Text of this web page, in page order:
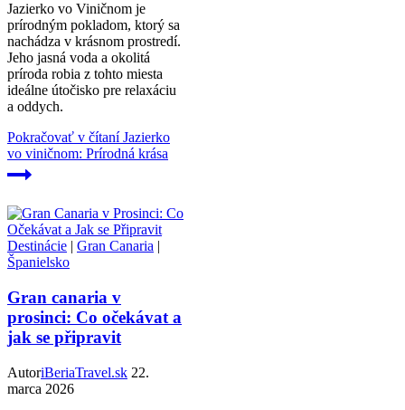
Jazierko vo Viničnom je
prírodným pokladom, ktorý sa
nachádza v krásnom prostredí.
Jeho jasná voda a okolitá
príroda robia z tohto miesta
ideálne útočisko pre relaxáciu
a oddych.
Pokračovať v čítaníJazierko
vo viničnom: Prírodná krása
Destinácie | Gran Canaria |
Španielsko
Gran canaria v
prosinci: Co očekávat a
jak se připravit
AutoriBeriaTravel.sk 22.
marca 2026